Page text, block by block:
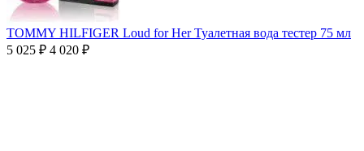
TOMMY HILFIGER Loud for Her Туалетная вода тестер 75 мл
5 025 ₽ 4 020 ₽